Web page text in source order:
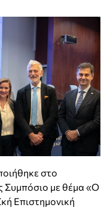
στο
Συμπόσιο με θέμα «Ο
Επιστημονική